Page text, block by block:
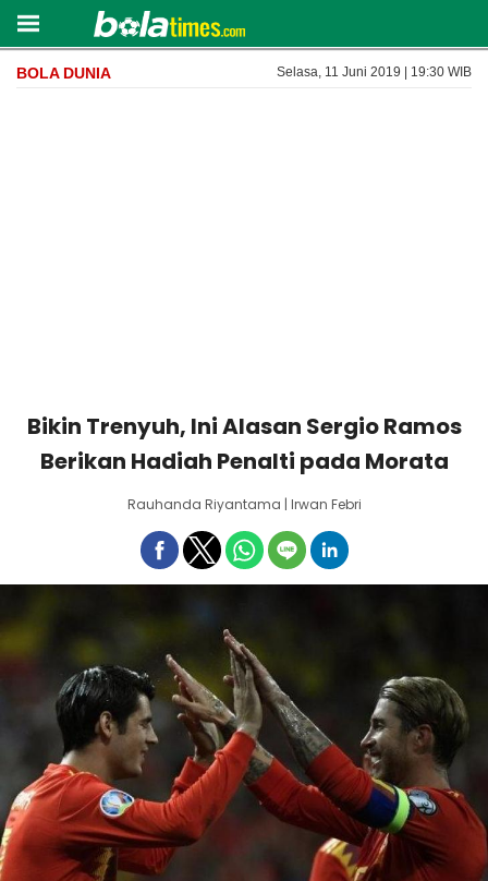
BOLA DUNIA Selasa, 11 Juni 2019 | 19:30 WIB
Bikin Trenyuh, Ini Alasan Sergio Ramos
Berikan Hadiah Penalti pada Morata
Rauhanda Riyantama | Irwan Febri